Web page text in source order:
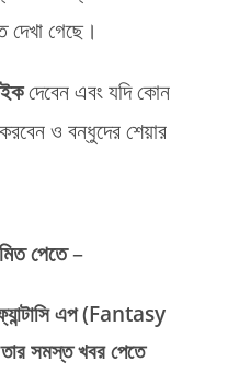
দেখা গেছে।
দেবেন এবং যদি কোন
ও বন্ধুদের শেয়ার
পেতে–
এপ (Fantasy
সমস্ত খবর পেতে